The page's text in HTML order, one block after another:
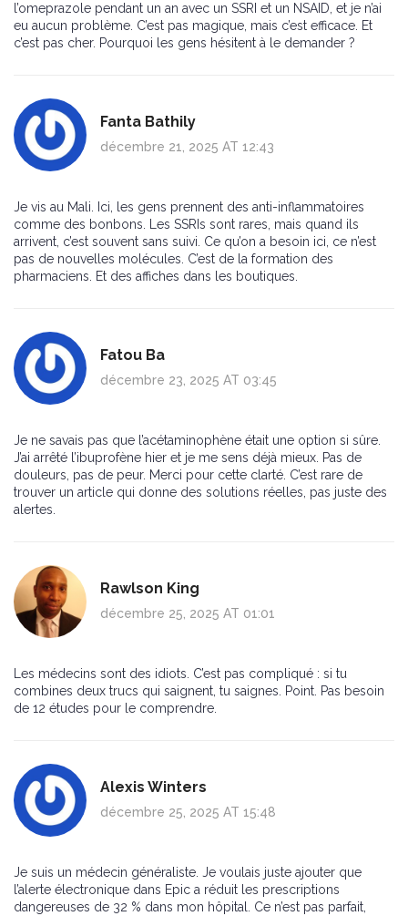
l’omeprazole pendant un an avec un SSRI et un NSAID, et je n’ai
eu aucun problème. C’est pas magique, mais c’est efficace. Et
c’est pas cher. Pourquoi les gens hésitent à le demander ?
Fanta Bathily
décembre 21, 2025 AT 12:43
Je vis au Mali. Ici, les gens prennent des anti-inflammatoires
comme des bonbons. Les SSRIs sont rares, mais quand ils
arrivent, c’est souvent sans suivi. Ce qu’on a besoin ici, ce n’est
pas de nouvelles molécules. C’est de la formation des
pharmaciens. Et des affiches dans les boutiques.
Fatou Ba
décembre 23, 2025 AT 03:45
Je ne savais pas que l’acétaminophène était une option si sûre.
J’ai arrêté l’ibuprofène hier et je me sens déjà mieux. Pas de
douleurs, pas de peur. Merci pour cette clarté. C’est rare de
trouver un article qui donne des solutions réelles, pas juste des
alertes.
Rawlson King
décembre 25, 2025 AT 01:01
Les médecins sont des idiots. C’est pas compliqué : si tu
combines deux trucs qui saignent, tu saignes. Point. Pas besoin
de 12 études pour le comprendre.
Alexis Winters
décembre 25, 2025 AT 15:48
Je suis un médecin généraliste. Je voulais juste ajouter que
l’alerte électronique dans Epic a réduit les prescriptions
dangereuses de 32 % dans mon hôpital. Ce n’est pas parfait,